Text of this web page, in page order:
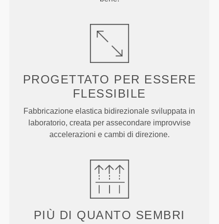
PROGETTATO PER ESSERE
FLESSIBILE
Fabbricazione elastica bidirezionale sviluppata in
laboratorio, creata per assecondare improvvise
accelerazioni e cambi di direzione.
PIÙ DI QUANTO SEMBRI